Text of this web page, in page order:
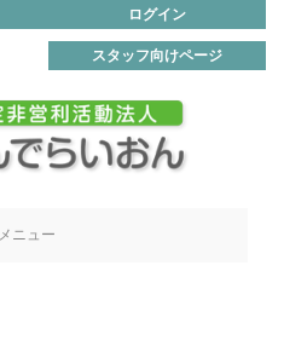
ログイン
スタッフ向けページ
メニュー